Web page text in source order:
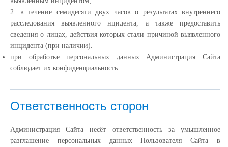
2. в течение семидесяти двух часов о результатах внутреннего
расследования выявленного нцидента, а также предоставить
сведения о лицах, действия которых стали причиной выявленного
инцидента (при наличии).
при обработке персональных данных Администрация Сайта
соблюдает их конфиденциальность
Ответственность сторон
Администрация Сайта несёт ответственность за умышленное
разглашение персональных данных Пользователя Сайта в